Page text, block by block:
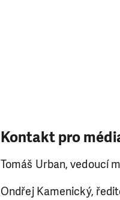
Kontakt pro
Tomáš Urban, vedoucí
Ondřej Kamenický,
LÍBÍ
dary